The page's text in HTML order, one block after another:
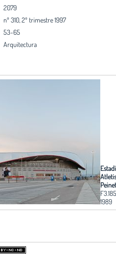
2079
nº 310, 2º trimestre 1997
53-65
Arquitectura
F3.185
1989